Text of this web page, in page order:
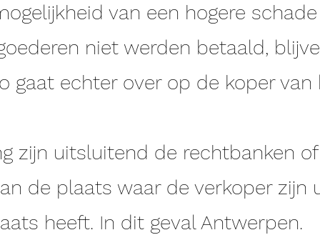
van een hogere
niet werden betaald,
gaat echter over op de koper van
zijn uitsluitend de rechtbanken
de plaats waar de verkoper zijn
heeft. In dit geval Antwerpen.